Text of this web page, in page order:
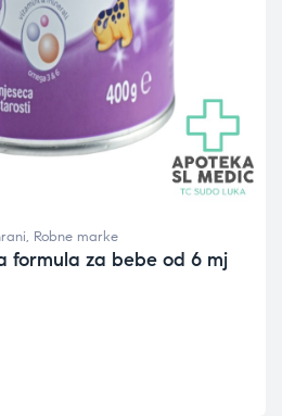
, Robne marke
formula za bebe od 6 mj